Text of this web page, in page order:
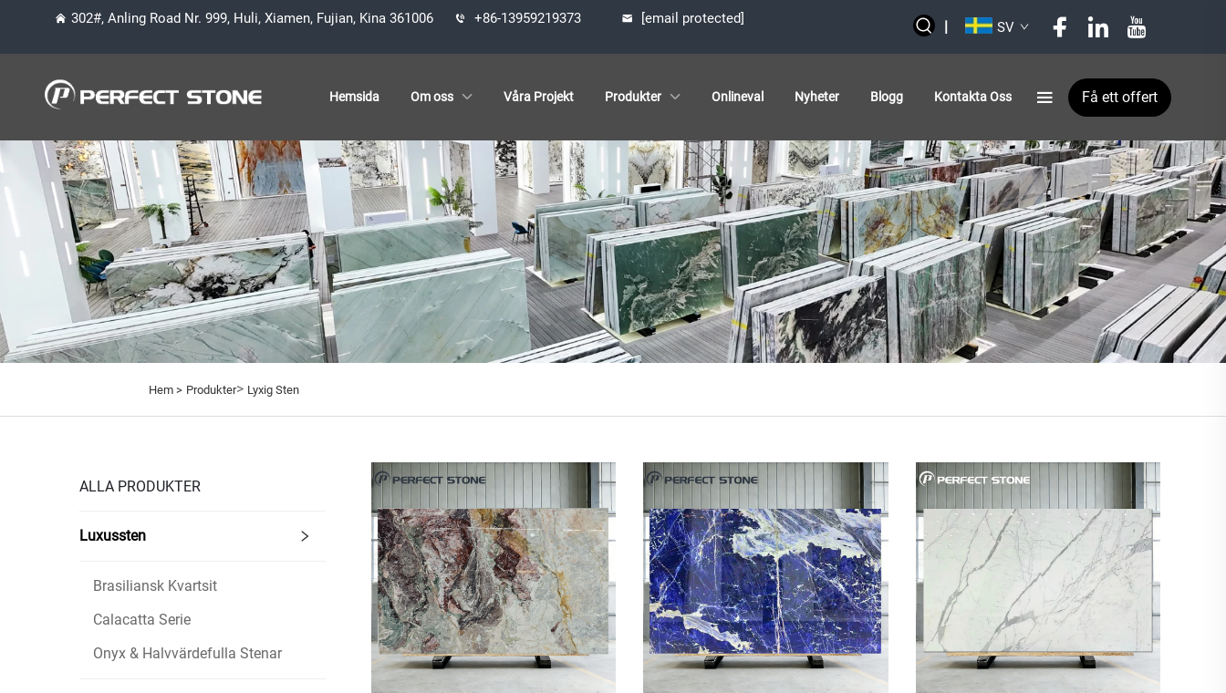
302#, Anling Road Nr. 999, Huli, Xiamen, Fujian, Kina 361006 +86-13959219373 [email protected] | SV
Hemsida Om oss Våra Projekt Produkter Onlineval Nyheter Blogg Kontakta Oss Få ett offert
Hem > Produkter> Lyxig Sten
ALLA PRODUKTER
Luxussten
Brasiliansk Kvartsit
Calacatta Serie
Onyx & Halvvärdefulla Stenar